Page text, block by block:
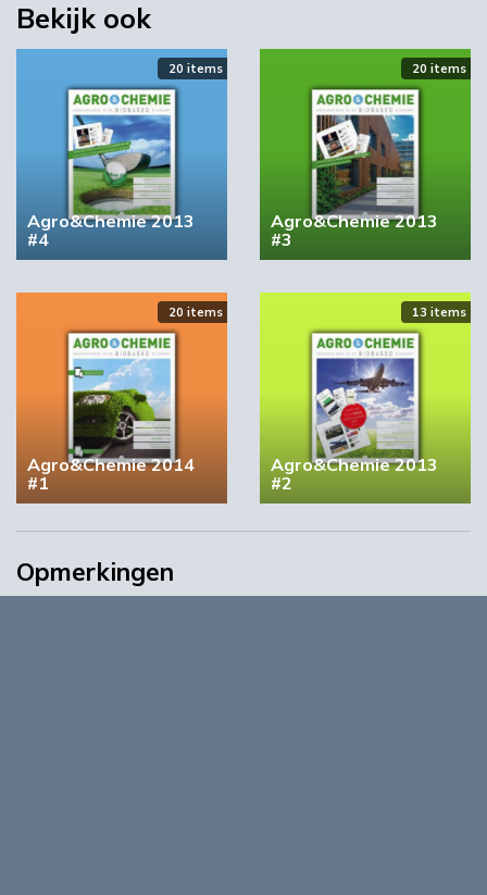
Bekijk ook
20 items
Agro&Chemie 2013
#4
20 items
Agro&Chemie 2013
#3
20 items
Agro&Chemie 2014
#1
13 items
Agro&Chemie 2013
#2
Opmerkingen